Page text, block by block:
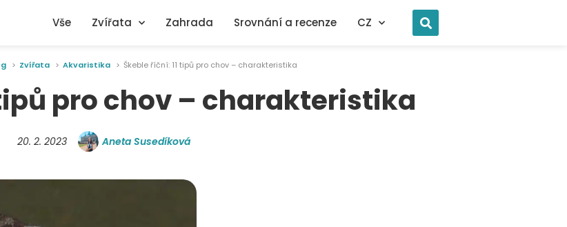
Vše Zvířata Zahrada Srovnání a recenze CZ
Zvířata Akvaristika Škeble říční: 11 tipů pro chov – charakteristika
pro chov – charakteristika
20. 2. 2023 Aneta Susedíková